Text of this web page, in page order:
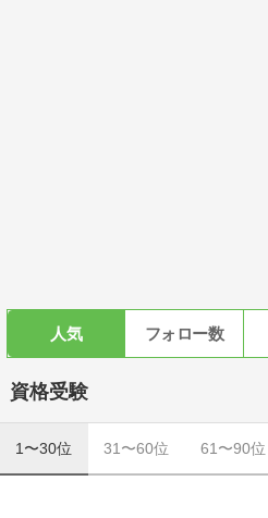
人気 フォロー数
資格受験
1〜30位 31〜60位 61〜90位